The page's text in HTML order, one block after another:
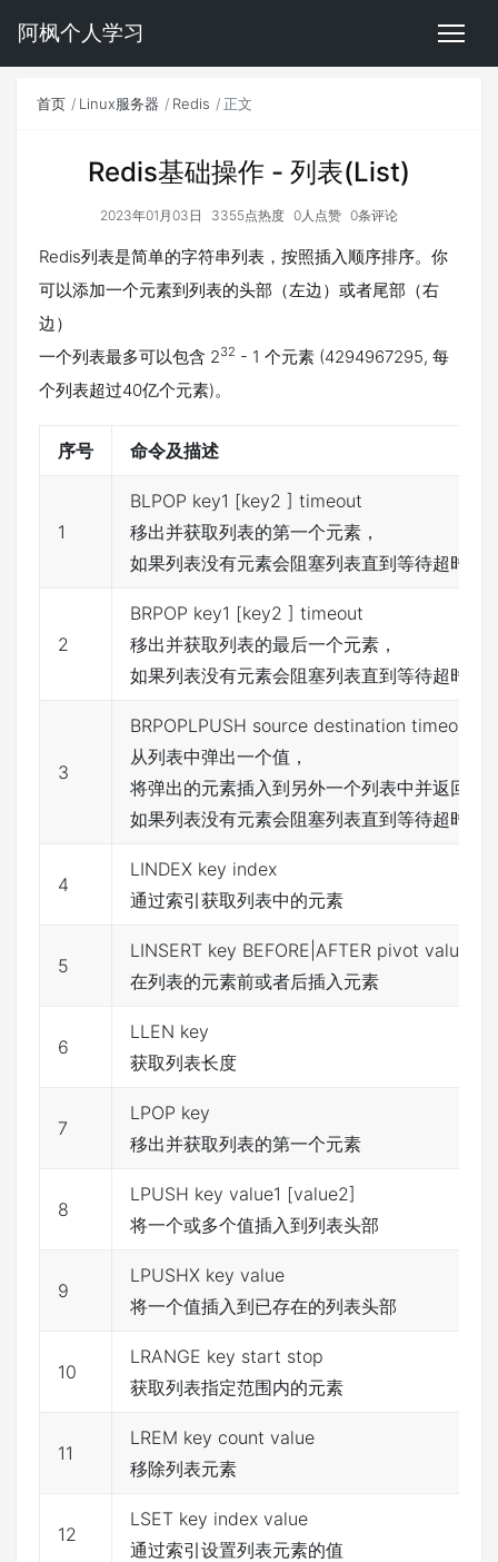
阿枫个人学习
首页 Linux服务器 Redis 正文
Redis基础操作 - 列表(List)
2023年01月03日 3355点热度 0人点赞 0条评论
Redis列表是简单的字符串列表，按照插入顺序排序。你
可以添加一个元素到列表的头部（左边）或者尾部（右
边）
一个列表最多可以包含 232 - 1 个元素 (4294967295, 每
个列表超过40亿个元素)。
序号 命令及描述
1
BLPOP key1 [key2 ] timeout
移出并获取列表的第一个元素，
如果列表没有元素会阻塞列表直到等待超时或
2
BRPOP key1 [key2 ] timeout
移出并获取列表的最后一个元素，
如果列表没有元素会阻塞列表直到等待超时或
3
BRPOPLPUSH source destination timeout
从列表中弹出一个值，
将弹出的元素插入到另外一个列表中并返回它
如果列表没有元素会阻塞列表直到等待超时或
4
LINDEX key index
通过索引获取列表中的元素
5
LINSERT key BEFORE|AFTER pivot value
在列表的元素前或者后插入元素
6
LLEN key
获取列表长度
7
LPOP key
移出并获取列表的第一个元素
8
LPUSH key value1 [value2]
将一个或多个值插入到列表头部
9
LPUSHX key value
将一个值插入到已存在的列表头部
10
LRANGE key start stop
获取列表指定范围内的元素
11
LREM key count value
移除列表元素
12
LSET key index value
通过索引设置列表元素的值